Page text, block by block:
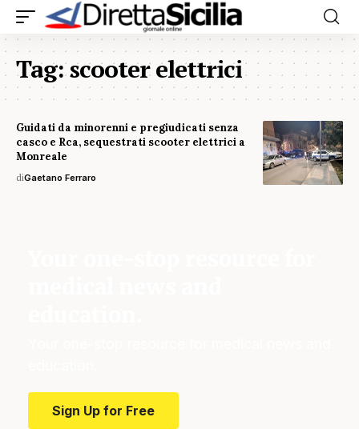
Tag:scooter elettrici
Guidati da minorenni e pregiudicati senza
casco e Rca, sequestrati scooter elettrici a
Monreale
diGaetano Ferraro
Sign Up for Free